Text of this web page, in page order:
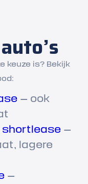
keuze is? Bekijk
— ook
shortlease —
lagere
—